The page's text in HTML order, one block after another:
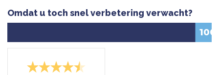
Omdat u toch snel verbetering verwacht?